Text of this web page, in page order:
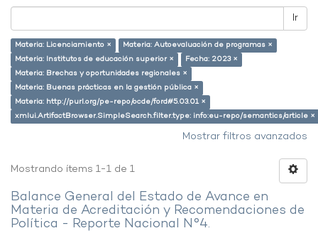
Ir
Materia: Licenciamiento ×
Materia: Autoevaluación de programas ×
Materia: Institutos de educación superior ×
Fecha: 2023 ×
Materia: Brechas y oportunidades regionales ×
Materia: Buenas prácticas en la gestión pública ×
Materia: http://purl.org/pe-repo/ocde/ford#5.03.01 ×
xmlui.ArtifactBrowser.SimpleSearch.filter.type: info:eu-repo/semantics/article ×
Mostrar filtros avanzados
Mostrando ítems 1-1 de 1
Balance General del Estado de Avance en
Materia de Acreditación y Recomendaciones de
Política - Reporte Nacional N°4.